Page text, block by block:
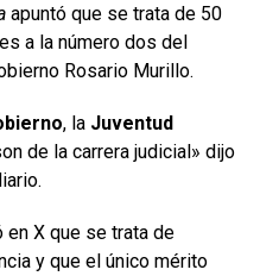
apuntó que se trata de 50
a la número dos del
Rosario Murillo.
, la Juventud
de la carrera judicial» dijo
X que se trata de
y que el único mérito